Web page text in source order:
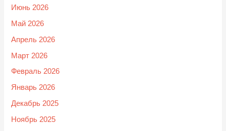
Июнь 2026
Май 2026
Апрель 2026
Март 2026
Февраль 2026
Январь 2026
Декабрь 2025
Ноябрь 2025